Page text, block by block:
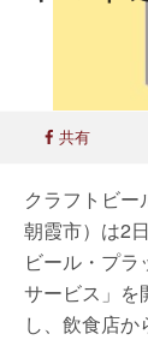
共有
クラフトビ
朝霞市）は2
ビール・プ
サービス」を
し、飲食店